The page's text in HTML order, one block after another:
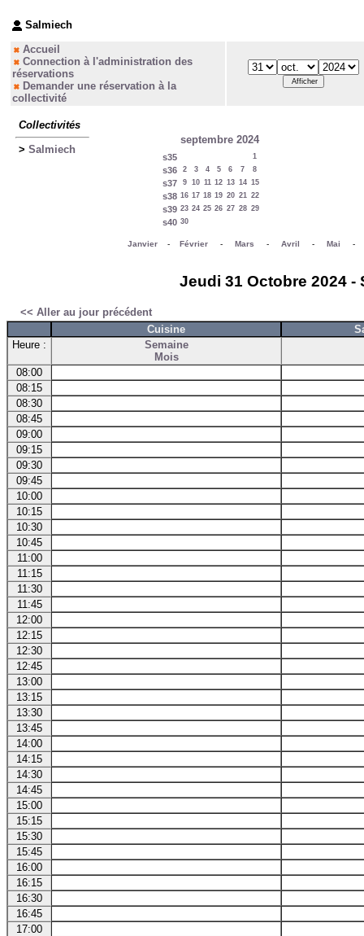
Salmiech
Accueil
Connection à l'administration des
réservations
Demander une réservation à la
collectivité
Collectivités
> Salmiech
septembre 2024
s35 1
s36 2 3 4 5 6 7 8
s37 9 10 11 12 13 14 15
s38 16 17 18 19 20 21 22
s39 23 24 25 26 27 28 29
s40 30
Janvier- Février- Mars - Avril - Mai
Jeudi 31 Octobre 2024
<< Aller au jour précédent
Cuisine
Heure :
Semaine
Mois
08:00
08:15
08:30
08:45
09:00
09:15
09:30
09:45
10:00
10:15
10:30
10:45
11:00
11:15
11:30
11:45
12:00
12:15
12:30
12:45
13:00
13:15
13:30
13:45
14:00
14:15
14:30
14:45
15:00
15:15
15:30
15:45
16:00
16:15
16:30
16:45
17:00